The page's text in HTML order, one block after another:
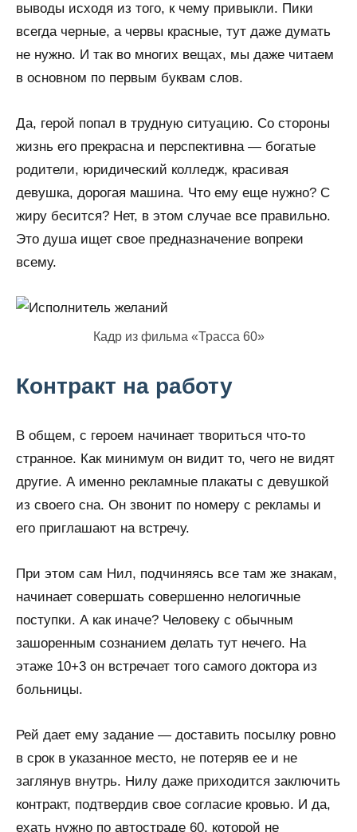
выводы исходя из того, к чему привыкли. Пики
всегда черные, а червы красные, тут даже думать
не нужно. И так во многих вещах, мы даже читаем
в основном по первым буквам слов.
Да, герой попал в трудную ситуацию. Со стороны
жизнь его прекрасна и перспективна — богатые
родители, юридический колледж, красивая
девушка, дорогая машина. Что ему еще нужно? С
жиру бесится? Нет, в этом случае все правильно.
Это душа ищет свое предназначение вопреки
всему.
Кадр из фильма «Трасса 60»
Контракт на работу
В общем, с героем начинает твориться что-то
странное. Как минимум он видит то, чего не видят
другие. А именно рекламные плакаты с девушкой
из своего сна. Он звонит по номеру с рекламы и
его приглашают на встречу.
При этом сам Нил, подчиняясь все там же знакам,
начинает совершать совершенно нелогичные
поступки. А как иначе? Человеку с обычным
зашоренным сознанием делать тут нечего. На
этаже 10+3 он встречает того самого доктора из
больницы.
Рей дает ему задание — доставить посылку ровно
в срок в указанное место, не потеряв ее и не
заглянув внутрь. Нилу даже приходится заключить
контракт, подтвердив свое согласие кровью. И да,
ехать нужно по автостраде 60, которой не